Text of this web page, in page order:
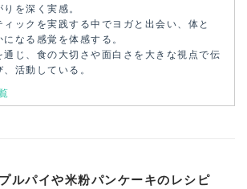
を深く実感。
ィックを実践する中でヨガと出会い、体と
なる感覚を体感する。
通じ、食の大切さや面白さを大きな視点で伝
活動している。
ルパイや米粉パンケーキのレシピ